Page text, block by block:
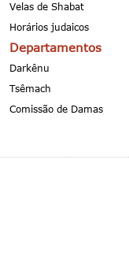
Velas de Shabat
Horários judaicos
Departamentos
Darkênu
Tsêmach
Comissão de Damas